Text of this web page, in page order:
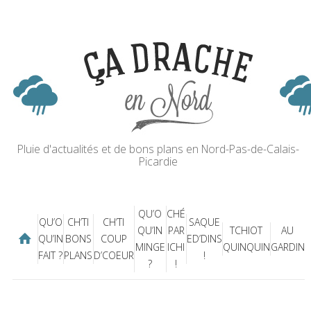
Pluie d'actualités et de bons plans en Nord-Pas-de-Calais-
Picardie
QU’O
QU’IN
FAIT ?
CH’TI
BONS
PLANS
CH’TI
COUP
D’COEUR
QU’O
QU’IN
MINGE
?
CHÉ
PAR
ICHI
!
SAQUE
ED’DINS
!
TCHIOT
QUINQUIN
AU
GARDIN